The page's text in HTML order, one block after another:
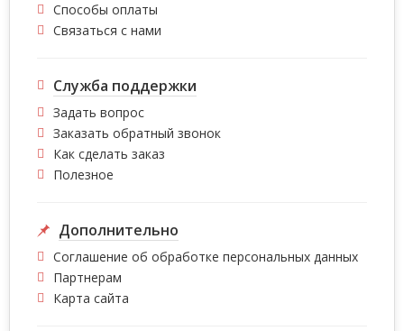
Способы оплаты
Связаться с нами
Служба поддержки
Задать вопрос
Заказать обратный звонок
Как сделать заказ
Полезное
Дополнительно
Соглашение об обработке персональных данных
Партнерам
Карта сайта